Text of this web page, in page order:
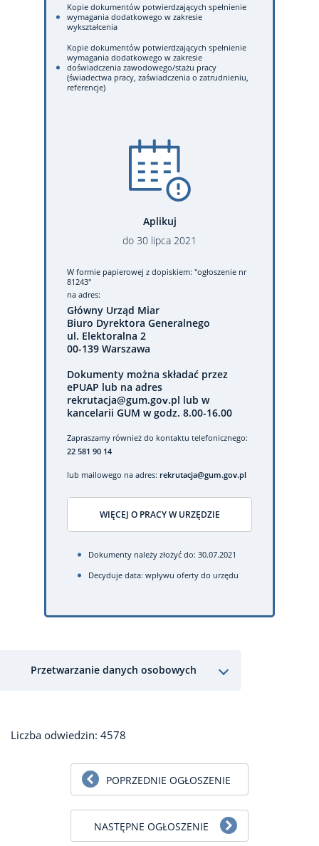
Kopie dokumentów potwierdzających spełnienie
wymagania dodatkowego w zakresie
wykształcenia
Kopie dokumentów potwierdzających spełnienie
wymagania dodatkowego w zakresie
doświadczenia zawodowego/stażu pracy
(świadectwa pracy, zaświadczenia o zatrudnieniu,
referencje)
Aplikuj
do 30 lipca 2021
W formie papierowej z dopiskiem: "ogłoszenie nr
81243"
na adres:
Główny Urząd Miar
Biuro Dyrektora Generalnego
ul. Elektoralna 2
00-139 Warszawa
Dokumenty można składać przez
ePUAP lub na adres
rekrutacja@gum.gov.pl lub w
kancelarii GUM w godz. 8.00-16.00
Zapraszamy również do kontaktu telefonicznego:
22 581 90 14
lub mailowego na adres: rekrutacja@gum.gov.pl
WIĘCEJ O PRACY W URZĘDZIE
Dokumenty należy złożyć do: 30.07.2021
Decyduje data: wpływu oferty do urzędu
Przetwarzanie danych osobowych
Liczba odwiedzin: 4578
POPRZEDNIE OGŁOSZENIE
NASTĘPNE OGŁOSZENIE